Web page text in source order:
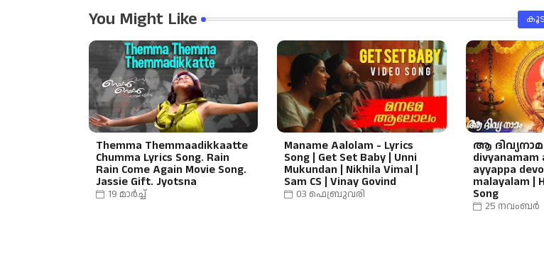
You Might Like
Themma Themmaadikkaatte
Chumma Lyrics Song. Rain
Rain Come Again Movie Song.
Jassie Gift. Jyotsna
19 മാർച്ച്
Maname Aalolam - Lyrics
Song | Get Set Baby | Unni
Mukundan | Nikhila Vimal |
Sam CS | Vinay Govind
03 ഫെബ്രുവരി
ആ
divyanamam
ayyappa
malayalam |
Song
25 നവംബർ